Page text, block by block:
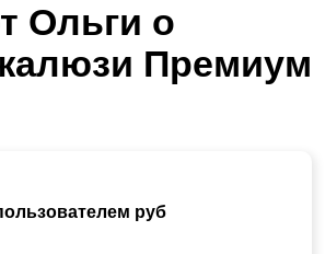
Ольги о
Премиум
руб